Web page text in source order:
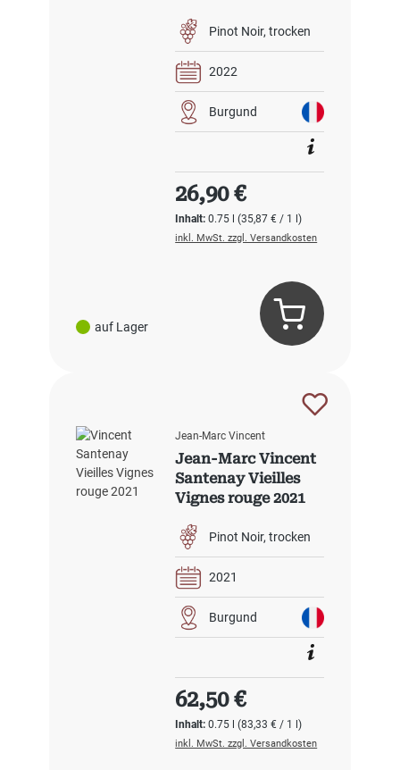
auf Lager
Pinot Noir trocken
2022
Burgund
Inhalt:0.75 l(35,87 € / 1 l)
Regulärer Preis:
26,90 €
inkl. MwSt. zzgl. Versandkosten
Jean-Marc Vincent
Jean-Marc Vincent
Santenay Vieilles
Vignes rouge 2021
Pinot Noir trocken
2021
Burgund
Inhalt:0.75 l(83,33 € / 1 l)
Regulärer Preis:
62,50 €
inkl. MwSt. zzgl. Versandkosten